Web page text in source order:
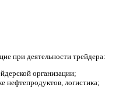
при деятельности трейдера:
организации;
нефтепродуктов, логистика;